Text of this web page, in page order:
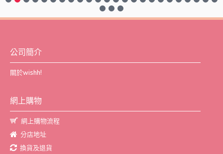
公司簡介
關於wishh!
網上購物
網上購物流程
分店地址
換貨及退貨